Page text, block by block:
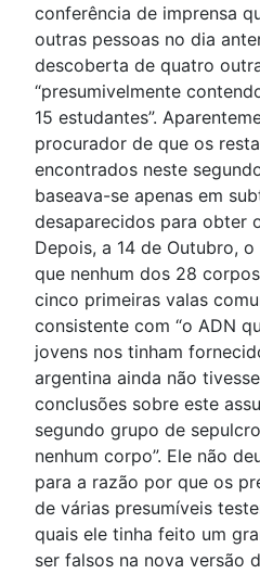
conferência de imprensa
outras pessoas no dia
descoberta de quatro
“presumivelmente
15 estudantes”.
procurador de que os
encontrados neste
baseava-se apenas em
desaparecidos para obter
Depois, a 14 de Outubro,
que nenhum dos 28
cinco primeiras valas
consistente com “o ADN
jovens nos tinham
argentina ainda não
conclusões sobre este
segundo grupo de
nenhum corpo”. Ele não
para a razão por que os
de várias presumíveis
quais ele tinha feito um
ser falsos na nova versão